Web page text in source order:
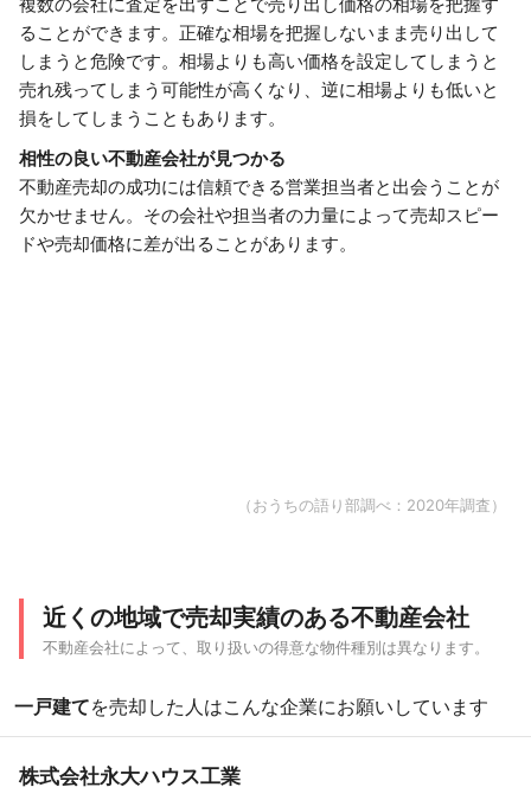
ることができます。正確な相場を把握しないまま売り出して
しまうと危険です。相場よりも高い価格を設定してしまうと
売れ残ってしまう可能性が高くなり、逆に相場よりも低いと
損をしてしまうこともあります。
相性の良い不動産会社が見つかる
不動産売却の成功には信頼できる営業担当者と出会うことが
欠かせません。その会社や担当者の力量によって売却スピー
ドや売却価格に差が出ることがあります。
（おうちの語り部調べ：2020年調査）
近くの地域で売却実績のある不動産会社
不動産会社によって、取り扱いの得意な物件種別は異なります。
一戸建てを売却した人はこんな企業にお願いしています
株式会社永大ハウス工業